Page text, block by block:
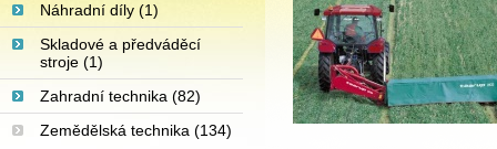
Náhradní díly (1)
Skladové a předváděcí
stroje (1)
Zahradní technika (82)
Zemědělská technika (134)